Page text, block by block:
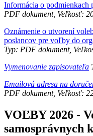
Informácia o
PDF dokument, Veľkosť:
Oznámenie o utvorení
poslancov pre voľby do
Typ: PDF dokument,
Vymenovanie zapisovateľa
Emailová adresa na
PDF dokument, Veľkosť:
VOĽBY 2026 -
samosprávnych